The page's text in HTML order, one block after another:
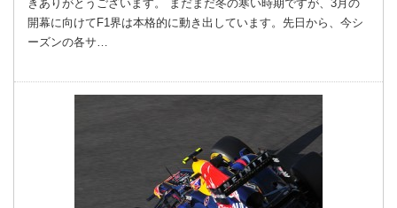
きありがとうございます。 まだまだ冬の寒い時期ですが、3月の
開幕に向けてF1界は本格的に動き出しています。先日から、今シ
ーズンの各サ…